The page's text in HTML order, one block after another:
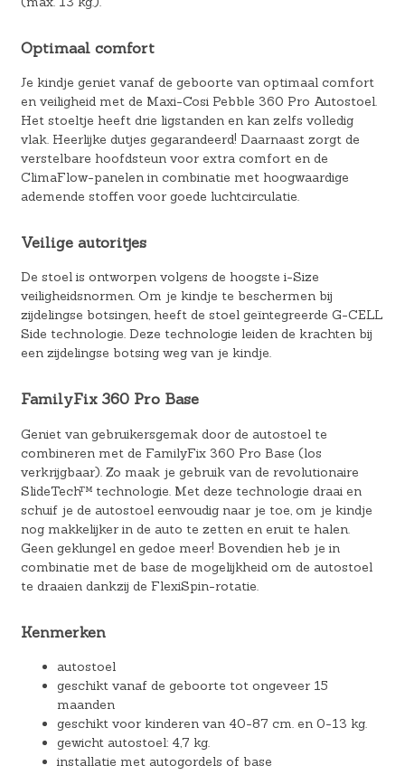
Optimaal comfort
Je kindje geniet vanaf de geboorte van optimaal comfort
en veiligheid met de Maxi-Cosi Pebble 360 Pro Autostoel.
Het stoeltje heeft drie ligstanden en kan zelfs volledig
vlak. Heerlijke dutjes gegarandeerd! Daarnaast zorgt de
verstelbare hoofdsteun voor extra comfort en de
ClimaFlow-panelen in combinatie met hoogwaardige
ademende stoffen voor goede luchtcirculatie.
Veilige autoritjes
De stoel is ontworpen volgens de hoogste i-Size
veiligheidsnormen. Om je kindje te beschermen bij
zijdelingse botsingen, heeft de stoel geïntegreerde G-CELL
Side technologie. Deze technologie leiden de krachten bij
een zijdelingse botsing weg van je kindje.
FamilyFix 360 Pro Base
Geniet van gebruikersgemak door de autostoel te
combineren met de FamilyFix 360 Pro Base (los
verkrijgbaar). Zo maak je gebruik van de revolutionaire
SlideTech™ technologie. Met deze technologie draai en
schuif je de autostoel eenvoudig naar je toe, om je kindje
nog makkelijker in de auto te zetten en eruit te halen.
Geen geklungel en gedoe meer! Bovendien heb je in
combinatie met de base de mogelijkheid om de autostoel
te draaien dankzij de FlexiSpin-rotatie.
Kenmerken
autostoel
geschikt vanaf de geboorte tot ongeveer 15
maanden
geschikt voor kinderen van 40-87 cm. en 0-13 kg.
gewicht autostoel: 4,7 kg.
installatie met autogordels of base